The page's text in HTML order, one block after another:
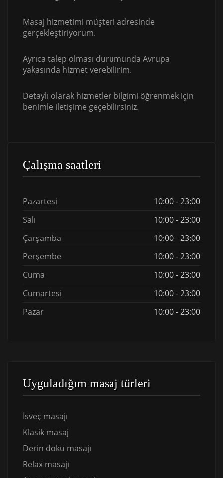
Masaj hizmetimi müşteri adresinde
gerçekleştiriyorum.
Ayrıca talep olması durumunda Avrupa
yakasında hizmet verebilirim.
Detaylı olarak hizmetler bilgimi öğrenmek için
benimle iletişime geçebilirsiniz.
Çalışma saatleri
Pazartesi
10:00 - 23:00
Salı
10:00 - 23:00
Çarşamba
10:00 - 23:00
Perşembe
10:00 - 23:00
Cuma
10:00 - 23:00
Cumartesi
10:00 - 23:00
Pazar
10:00 - 23:00
Uyguladığım masaj türleri
İsveç masajı
Klasik masaj
Derin doku masajı
Relax masajı